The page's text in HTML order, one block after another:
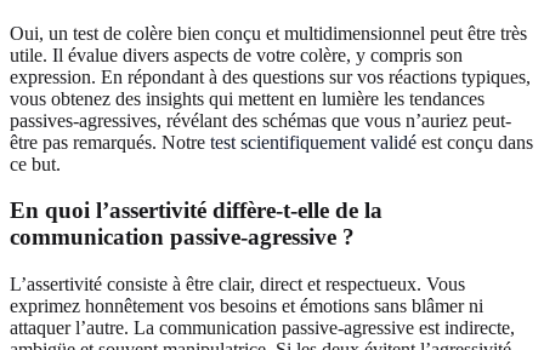
Oui, un test de colère bien conçu et multidimensionnel peut être très
utile. Il évalue divers aspects de votre colère, y compris son
expression. En répondant à des questions sur vos réactions typiques,
vous obtenez des insights qui mettent en lumière les tendances
passives-agressives, révélant des schémas que vous n’auriez peut-
être pas remarqués. Notre test scientifiquement validé est conçu dans
ce but.
En quoi l’assertivité diffère-t-elle de la
communication passive-agressive ?
L’assertivité consiste à être clair, direct et respectueux. Vous
exprimez honnêtement vos besoins et émotions sans blâmer ni
attaquer l’autre. La communication passive-agressive est indirecte,